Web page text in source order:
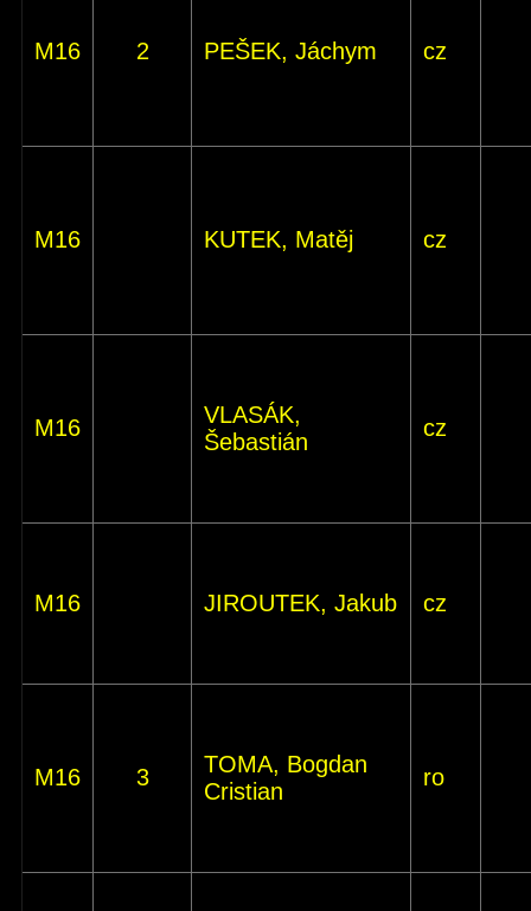
M16 2 PEŠEK, Jáchym cz
M16 KUTEK, Matěj cz
M16
VLASÁK,
Šebastián
cz
M16 JIROUTEK, Jakub cz
M16 3
TOMA, Bogdan
Cristian
ro